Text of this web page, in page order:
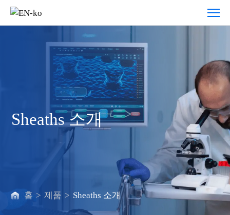
Sheaths
소
Sheaths 소개
홈 > 제품 > Sheaths 소개